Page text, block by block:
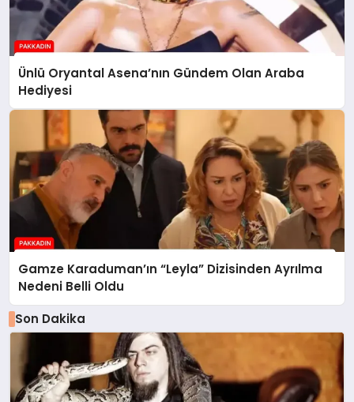
Ünlü Oryantal Asena’nın Gündem Olan Araba
Hediyesi
Gamze Karaduman’ın “Leyla” Dizisinden Ayrılma
Nedeni Belli Oldu
Son Dakika